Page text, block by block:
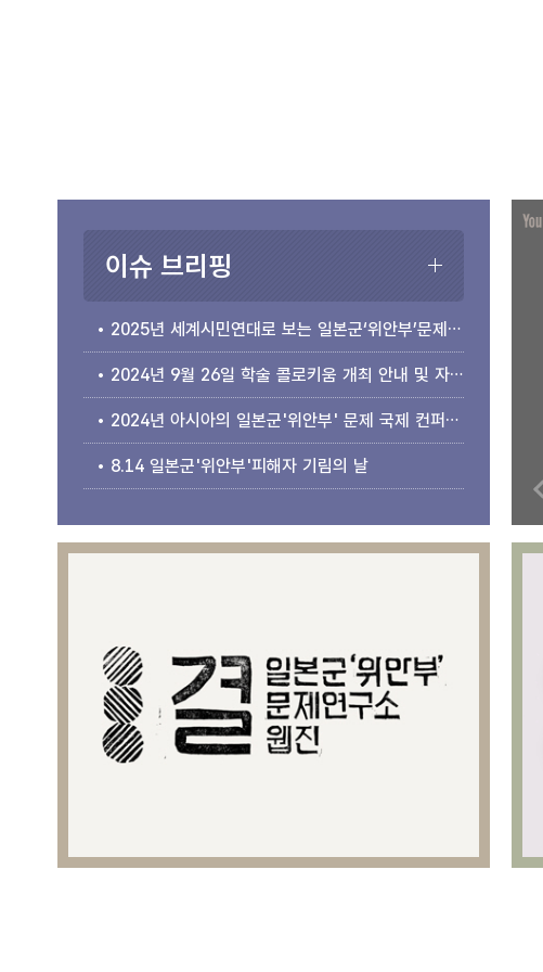
이슈 브리핑
2025년 세계시민연대로 보는 일본군‘위안부’문제 국제 컨퍼런스 개최 안내
2024년 9월 26일 학술 콜로키움 개최 안내 및 자료집 소개
2024년 아시아의 일본군'위안부' 문제 국제 컨퍼런스 개최 안내
8.14 일본군'위안부'피해자 기림의 날